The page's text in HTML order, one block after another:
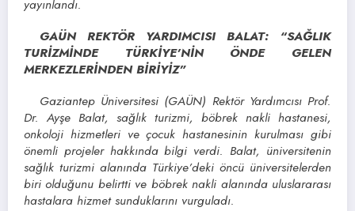
yayınlandı.
GAÜN REKTÖR YARDIMCISI BALAT: “SAĞLIK
TURİZMİNDE TÜRKİYE’NİN ÖNDE GELEN
MERKEZLERİNDEN BİRİYİZ”
Gaziantep Üniversitesi (GAÜN) Rektör Yardımcısı Prof.
Dr. Ayşe Balat, sağlık turizmi, böbrek nakli hastanesi,
onkoloji hizmetleri ve çocuk hastanesinin kurulması gibi
önemli projeler hakkında bilgi verdi. Balat, üniversitenin
sağlık turizmi alanında Türkiye’deki öncü üniversitelerden
biri olduğunu belirtti ve böbrek nakli alanında uluslararası
hastalara hizmet sunduklarını vurguladı.